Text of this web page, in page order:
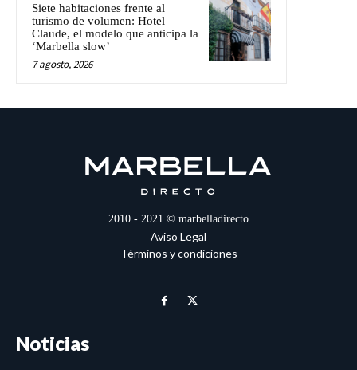
Siete habitaciones frente al
turismo de volumen: Hotel
Claude, el modelo que anticipa la
‘Marbella slow’
7 agosto, 2026
2010 - 2021 © marbelladirecto
Aviso Legal
Términos y condiciones
Noticias